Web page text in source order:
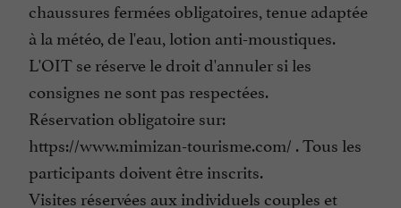
chaussures fermées obligatoires, tenue adaptée
à la météo, de l'eau, lotion anti-moustiques.
L'OIT se réserve le droit d'annuler si les
consignes ne sont pas respectées.
Réservation obligatoire sur:
https://www.mimizan-tourisme.com/ . Tous les
participants doivent être inscrits.
Visites réservées aux individuels couples et